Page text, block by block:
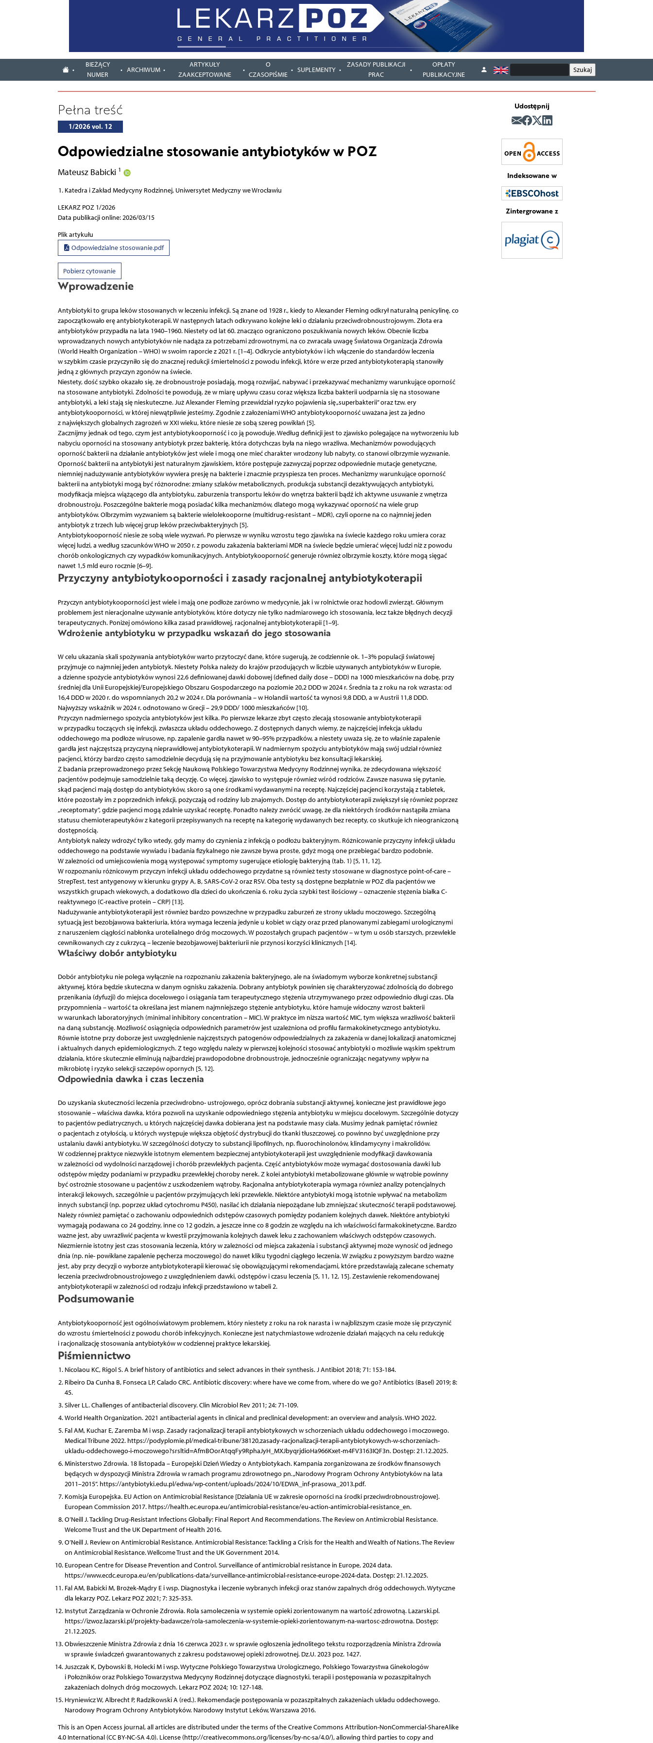
BIEŻĄCY
NUMER
ARCHIWUM
ARTYKUŁY
ZAAKCEPTOWANE
O
CZASOPIŚMIE
SUPLEMENTY
ZASADY PUBLIKACJI
PRAC
OPŁATY
PUBLIKACYJNE
Pełna treść
1/2026 vol. 12
Odpowiedzialne stosowanie antybiotyków w POZ
Mateusz Babicki 1
Katedra i Zakład Medycyny Rodzinnej, Uniwersytet Medyczny we Wrocławiu
LEKARZ POZ 1/2026
Data publikacji online: 2026/03/15
Plik artykułu
Odpowiedzialne stosowanie.pdf
Pobierz cytowanie
Wprowadzenie
Antybiotyki to grupa leków stosowanych w leczeniu infekcji. Są znane od 1928 r., kiedy to Alexander Fleming odkrył naturalną penicylinę, co
zapoczątkowało erę antybiotykoterapii. W następnych latach odkrywano kolejne leki o działaniu przeciwdrobnoustrojowym. Złota era
antybiotyków przypadła na lata 1940–1960. Niestety od lat 60. znacząco ograniczono poszukiwania nowych leków. Obecnie liczba
wprowadzanych nowych antybiotyków nie nadąża za potrzebami zdrowotnymi, na co zwracała uwagę Światowa Organizacja Zdrowia
(World Health Organization – WHO) w swoim raporcie z 2021 r. [1–4]. Odkrycie antybiotyków i ich włączenie do standardów leczenia
w szybkim czasie przyczyniło się do znacznej redukcji śmiertelności z powodu infekcji, które w erze przed antybiotykoterapią stanowiły
jedną z głównych przyczyn zgonów na świecie.
Niestety, dość szybko okazało się, że drobnoustroje posiadają, mogą rozwijać, nabywać i przekazywać mechanizmy warunkujące oporność
na stosowane antybiotyki. Zdolności te powodują, że w miarę upływu czasu coraz większa liczba bakterii uodparnia się na stosowane
antybiotyki, a leki stają się nieskuteczne. Już Alexander Fleming przewidział ryzyko pojawienia się „superbakterii” oraz tzw. ery
antybiotykooporności, w której niewątpliwie jesteśmy. Zgodnie z założeniami WHO antybiotykooporność uważana jest za jedno
z największych globalnych zagrożeń w XXI wieku, które niesie ze sobą szereg powikłań [5].
Zacznijmy jednak od tego, czym jest antybiotykooporność i co ją powoduje. Według definicji jest to zjawisko polegające na wytworzeniu lub
nabyciu oporności na stosowany antybiotyk przez bakterię, która dotychczas była na niego wrażliwa. Mechanizmów powodujących
oporność bakterii na działanie antybiotyków jest wiele i mogą one mieć charakter wrodzony lub nabyty, co stanowi olbrzymie wyzwanie.
Oporność bakterii na antybiotyki jest naturalnym zjawiskiem, które postępuje zazwyczaj poprzez odpowiednie mutacje genetyczne,
niemniej nadużywanie antybiotyków wywiera presję na bakterie i znacznie przyspiesza ten proces. Mechanizmy warunkujące oporność
bakterii na antybiotyki mogą być różnorodne: zmiany szlaków metabolicznych, produkcja substancji dezaktywujących antybiotyki,
modyfikacja miejsca wiążącego dla antybiotyku, zaburzenia transportu leków do wnętrza bakterii bądź ich aktywne usuwanie z wnętrza
drobnoustroju. Poszczególne bakterie mogą posiadać kilka mechanizmów, dlatego mogą wykazywać oporność na wiele grup
antybiotyków. Olbrzymim wyzwaniem są bakterie wielolekooporne (multidrug-resistant – MDR), czyli oporne na co najmniej jeden
antybiotyk z trzech lub więcej grup leków przeciwbakteryjnych [5].
Antybiotykooporność niesie ze sobą wiele wyzwań. Po pierwsze w wyniku wzrostu tego zjawiska na świecie każdego roku umiera coraz
więcej ludzi, a według szacunków WHO w 2050 r. z powodu zakażenia bakteriami MDR na świecie będzie umierać więcej ludzi niż z powodu
chorób onkologicznych czy wypadków komunikacyjnych. Antybiotykooporność generuje również olbrzymie koszty, które mogą sięgać
nawet 1,5 mld euro rocznie [6–9].
Przyczyny antybiotykooporności i zasady racjonalnej antybiotykoterapii
Przyczyn antybiotykooporności jest wiele i mają one podłoże zarówno w medycynie, jak i w rolnictwie oraz hodowli zwierząt. Głównym
problemem jest nieracjonalne używanie antybiotyków, które dotyczy nie tylko nadmiarowego ich stosowania, lecz także błędnych decyzji
terapeutycznych. Poniżej omówiono kilka zasad prawidłowej, racjonalnej antybiotykoterapii [1–9].
Wdrożenie antybiotyku w przypadku wskazań do jego stosowania
W celu ukazania skali spożywania antybiotyków warto przytoczyć dane, które sugerują, że codziennie ok. 1–3% populacji światowej
przyjmuje co najmniej jeden antybiotyk. Niestety Polska należy do krajów przodujących w liczbie używanych anty­biotyków w Europie,
a dzienne spożycie antybiotyków wynosi 22,6 definiowanej dawki dobowej (defined daily dose – DDD) na 1000 mieszkańców na dobę, przy
średniej dla Unii Europejskiej/Europejskiego Obszaru Gospodarczego na poziomie 20,2 DDD w 2024 r. Średnia ta z roku na rok wzrasta: od
16,4 DDD w 2020 r. do wspomnianych 20,2 w 2024 r. Dla porównania – w Holandii wartość ta wynosi 9,8 DDD, a w Austrii 11,8 DDD.
Najwyższy wskaźnik w 2024 r. odnotowano w Grecji – 29,9 DDD/ 1000 mieszkańców [10].
Przyczyn nadmiernego spożycia antybiotyków jest kilka. Po pierwsze lekarze zbyt często zlecają stosowanie antybiotykoterapii
w przypadku toczących się infekcji, zwłaszcza układu oddechowego. Z dostępnych danych wiemy, że najczęściej infekcja układu
oddechowego ma podłoże wirusowe, np. zapalenie gardła nawet w 90–95% przypadków, a niestety uważa się, że to właśnie zapalenie
gardła jest najczęstszą przyczyną nieprawidłowej antybiotykoterapii. W nadmiernym spożyciu antybiotyków mają swój udział również
pacjenci, którzy bardzo często samodzielnie decydują się na przyjmowanie antybiotyku bez konsultacji lekarskiej.
Z badania przeprowadzonego przez Sekcję Naukową Polskiego Towarzystwa Medycyny Rodzinnej wynika, że zdecydowana większość
pacjentów podejmuje samodzielnie taką decyzję. Co więcej, zjawisko to występuje również wśród rodziców. Zawsze nasuwa się pytanie,
skąd pacjenci mają dostęp do antybiotyków, skoro są one środkami wydawanymi na receptę. Najczęściej pacjenci korzystają z tabletek,
które pozostały im z poprzednich infekcji, pożyczają od rodziny lub znajomych. Dostęp do antybiotykoterapii zwiększył się również poprzez
„receptomaty”, gdzie pacjenci mogą zdalnie uzyskać receptę. Ponadto należy zwrócić uwagę, że dla niektórych środków nastąpiła zmiana
statusu chemioterapeutyków z kategorii przepisywanych na receptę na kategorię wydawanych bez recepty, co skutkuje ich nieograniczoną
dostępnością.
Antybiotyk należy wdrożyć tylko wtedy, gdy mamy do czynienia z infekcją o podłożu bakteryjnym. Różnicowanie przyczyny infekcji układu
oddechowego na podstawie wywiadu i badania fizykalnego nie zawsze bywa proste, gdyż mogą one przebiegać bardzo podobnie.
W zależności od umiejscowienia mogą występować symptomy sugerujące etiologię bakteryjną (tab. 1) [5, 11, 12].
W rozpoznaniu różnicowym przyczyn infekcji układu oddechowego przydatne są również testy stosowane w diagnostyce point-of-care –
StrepTest, test antygenowy w kierunku grypy A, B, SARS-CoV-2 oraz RSV. Oba testy są dostępne bezpłatnie w POZ dla pacjentów we
wszystkich grupach wiekowych, a dodatkowo dla dzieci do ukończenia 6. roku życia szybki test ilościowy – oznaczenie stężenia białka C-
reaktywnego (C-reactive protein – CRP) [13].
Nadużywanie antybiotykoterapii jest również bardzo powszechne w przypadku zaburzeń ze strony układu moczowego. Szczególną
sytuacją jest bezobjawowa bakteriuria, która wymaga leczenia jedynie u kobiet w ciąży oraz przed planowanymi zabiegami urologicznymi
z naruszeniem ciągłości nabłonka urotelialnego dróg moczowych. W pozostałych grupach pacjentów – w tym u osób starszych, przewlekle
cewnikowanych czy z cukrzycą – leczenie bezobjawowej bakteriurii nie przynosi korzyści klinicznych [14].
Właściwy dobór antybiotyku
Dobór antybiotyku nie polega wyłącznie na rozpoznaniu zakażenia bakteryjnego, ale na świadomym wyborze konkretnej substancji
aktywnej, która będzie skuteczna w danym ognisku zakażenia. Dobrany antybiotyk powinien się charakteryzować zdolnością do dobrego
przenikania (dyfuzji) do miejsca docelowego i osiągania tam terapeutycznego stężenia utrzymywanego przez odpowiednio długi czas. Dla
przypomnienia – wartość ta okreś­lana jest mianem najmniejszego stężenie antybiotyku, które hamuje widoczny wzrost bakterii
w warunkach laboratoryjnych (minimal inhibitory concentration – MIC). W praktyce im niższa wartość MIC, tym większa wrażliwość bakterii
na daną substancję. Możliwość osiągnięcia odpowiednich parametrów jest uzależniona od profilu farmakokinetycznego antybiotyku.
Równie istotne przy doborze jest uwzględnienie najczęstszych patogenów odpowiedzialnych za zakażenia w danej lokalizacji anatomicznej
i aktualnych danych epidemiologicznych. Z tego względu należy w pierwszej kolejności stosować antybiotyki o możliwie wąskim spektrum
działania, które skutecznie eliminują najbardziej prawdopodobne drobnoustroje, jednocześnie ograniczając negatywny wpływ na
mikrobiotę i ryzyko selekcji szczepów opornych [5, 12].
Odpowiednia dawka i czas leczenia
Do uzyskania skuteczności leczenia przeciwdrobno- ustrojowego, oprócz dobrania substancji aktywnej, konieczne jest prawidłowe jego
stosowanie – właściwa dawka, która pozwoli na uzyskanie odpowiedniego stężenia antybiotyku w miejscu docelowym. Szczególnie dotyczy
to pacjentów pediatrycznych, u których najczęściej dawka dobierana jest na podstawie masy ciała. Musimy jednak pamiętać również
o pacjentach z otyłością, u których występuje większa objętość dystrybucji do tkanki tłuszczowej, co powinno być uwzględnione przy
ustalaniu dawki antybiotyku. W szczególności dotyczy to substancji lipofilnych, np. fluorochinolonów, klindamycyny i makrolidów.
W codziennej praktyce niezwykle istotnym elementem bezpiecznej antybiotykoterapii jest uwzględnienie modyfikacji dawkowania
w zależności od wydolności narządowej i chorób przewlekłych pacjenta. Część antybiotyków może wymagać dostosowania dawki lub
odstępów między podaniami w przypadku przewlekłej choroby nerek. Z kolei antybiotyki metabolizowane głównie w wątrobie powinny
być ostrożnie stosowane u pacjentów z uszkodzeniem wątroby. Racjonalna antybiotykoterapia wymaga również analizy potencjalnych
inter­akcji lekowych, szczególnie u pacjentów przyjmujących leki przewlekle. Niektóre antybiotyki mogą istotnie wpływać na metabolizm
innych substancji (np. poprzez układ cytochromu P450), nasilać ich działania niepożądane lub zmniejszać skuteczność terapii podstawowej.
Należy również pamiętać o zachowaniu odpowiednich odstępów czasowych pomiędzy podaniem kolejnych dawek. Niektóre antybiotyki
wymagają podawana co 24 godziny, inne co 12 godzin, a jeszcze inne co 8 godzin ze względu na ich właściwości farmakokinetyczne. Bardzo
ważne jest, aby uwrażliwić pacjenta w kwestii przyjmowania kolejnych dawek leku z zachowaniem właściwych odstępów czasowych.
Niezmiernie istotny jest czas stosowania leczenia, który w zależności od miejsca zakażenia i substancji aktywnej może wynosić od jednego
dnia (np. nie- powikłane zapalenie pęcherza moczowego) do nawet kliku tygodni ciągłego leczenia. W związku z powyższym bardzo ważne
jest, aby przy decyzji o wyborze antybiotykoterapii kierować się obowiązującymi rekomendacjami, które przedstawiają zalecane schematy
leczenia przeciwdrobnoustrojowego z uwzględnieniem dawki, odstępów i czasu leczenia [5, 11, 12, 15]. Zestawienie rekomendowanej
antybiotykoterapii w zależności od rodzaju infekcji przedstawiono w tabeli 2.
Podsumowanie
Antybiotykooporność jest ogólnoświatowym problemem, który niestety z roku na rok narasta i w najbliższym czasie może się przyczynić
do wzrostu śmiertelności z powodu chorób infekcyjnych. Konieczne jest natychmiastowe wdrożenie działań mających na celu redukcję
i racjonalizację stosowania antybiotyków w codziennej praktyce lekarskiej.
Piśmiennictwo
Nicolaou KC, Rigol S. A brief history of antibiotics and select advances in their synthesis. J Antibiot 2018; 71: 153-184.
Ribeiro Da Cunha B, Fonseca LP, Calado CRC. Antibiotic discovery: where have we come from, where do we go? Antibiotics (Basel) 2019; 8:
45.
Silver LL. Challenges of antibacterial discovery. Clin Microbiol Rev 2011; 24: 71-109.
World Health Organization. 2021 antibacterial agents in clinical and preclinical development: an overview and analysis. WHO 2022.
Fal AM, Kuchar E, Zaremba M i wsp. Zasady racjonalizacji terapii antybiotykowych w schorzeniach układu oddechowego i moczowego.
Medical Tribune 2022. https://podyplomie.pl/medical-tribune/38120,zasady-racjonalizacji-terapii-antybiotykowych-w-schorzeniach-
ukladu-oddechowego-i-moczowego?srsltid=AfmBOorAtqqFy9RphaJyH_MXJbyqrjdioHa966Kxet-m4FV3163IQF3n. Dostęp: 21.12.2025.
Ministerstwo Zdrowia. 18 listopada – Europejski Dzień Wiedzy o Antybiotykach. Kampania zorganizowana ze środków finansowych
będących w dyspozycji Ministra Zdrowia w ramach programu zdrowotnego pn. „Narodowy Program Ochrony Antybiotyków na lata
2011–2015”. https://antybiotyki.edu.pl/edwa/wp-content/uploads/2024/10/EDWA_inf-prasowa_2013.pdf.
Komisja Europejska. EU Action on Antimicrobial Resistance [Działania UE w zakresie oporności na środki przeciwdrobnoustrojowe].
European Commission 2017. https://health.ec.europa.eu/antimicrobial-resistance/eu-action-antimicrobial-resistance_en.
O’Neill J. Tackling Drug-Resistant Infections Globally: Final Report And Recommendations. The Review on Antimicrobial Resistance.
Welcome Trust and the UK Department of Health 2016.
O’Neill J. Review on Antimicrobial Resistance. Antimicrobial Resistance: Tackling a Crisis for the Health and Wealth of Nations. The Review
on Antimicrobial Resistance. Wellcome Trust and the UK Government 2014.
European Centre for Disease Prevention and Control. Surveillance of antimicrobial resistance in Europe, 2024 data.
https://www.ecdc.europa.eu/en/publications-data/surveillance-antimicrobial-resistance-europe-2024-data. Dostęp: 21.12.2025.
Fal AM, Babicki M, Brożek-Mądry E i wsp. Diagnostyka i leczenie wybranych infekcji oraz stanów zapalnych dróg oddechowych. Wytyczne
dla lekarzy POZ. Lekarz POZ 2021; 7: 325-353.
Instytut Zarządzania w Ochronie Zdrowia. Rola samoleczenia w systemie opieki zorientowanym na wartość zdrowotną. Lazarski.pl.
https://izwoz.lazarski.pl/projekty-badawcze/rola-samoleczenia-w-systemie-opieki-zorientowanym-na-wartosc-zdrowotna. Dostęp:
21.12.2025.
Obwieszczenie Ministra Zdrowia z dnia 16 czerwca 2023 r. w sprawie ogłoszenia jednolitego tekstu rozporządzenia Ministra Zdrowia
w sprawie świadczeń gwarantowanych z zakresu podstawowej opieki zdrowotnej. Dz.U. 2023 poz. 1427.
Juszczak K, Dybowski B, Holecki M i wsp. Wytyczne Polskiego Towarzystwa Urologicznego, Polskiego Towarzystwa Ginekologów
i Położników oraz Polskiego Towarzystwa Medycyny Rodzinnej dotyczące diagnostyki, terapii i postępowania w pozaszpitalnych
zakażeniach dolnych dróg moczowych. Lekarz POZ 2024; 10: 127-148.
Hryniewicz W, Albrecht P, Radzikowski A (red.). Rekomendacje postępowania w pozaszpitalnych zakażeniach układu oddechowego.
Narodowy Program Ochrony Antybiotyków. Narodowy Instytut Leków, Warszawa 2016.
This is an Open Access journal, all articles are distributed under the terms of the Creative Commons Attribution-NonCommercial-ShareAlike
4.0 International (CC BY-NC-SA 4.0). License (http://creativecommons.org/licenses/by-nc-sa/4.0/), allowing third parties to copy and
Udostępnij
Indeksowane w
Zintergrowane z